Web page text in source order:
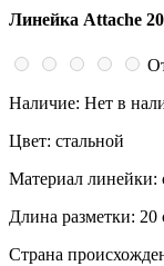
Линейка Attache
Наличие: Нет в
Цвет: стальной
Материал линейки:
Длина разметки: 20
Страна